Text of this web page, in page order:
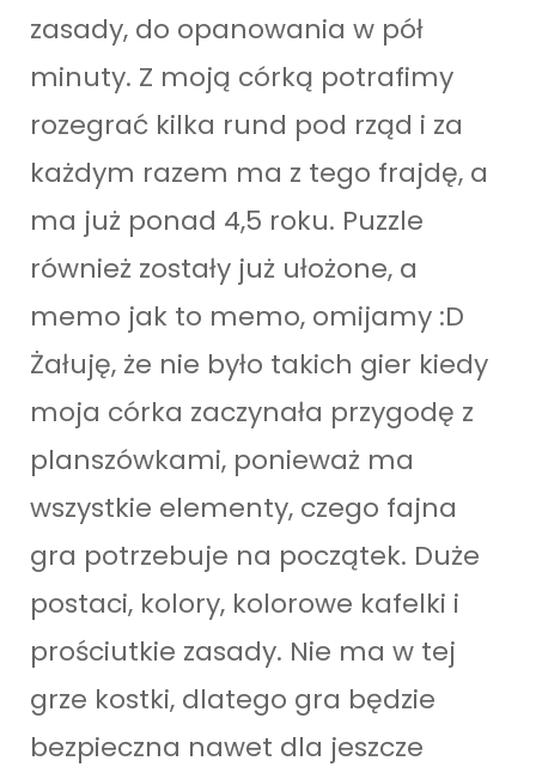
zasady, do opanowania w pół
minuty. Z moją córką potrafimy
rozegrać kilka rund pod rząd i za
każdym razem ma z tego frajdę, a
ma już ponad 4,5 roku. Puzzle
również zostały już ułożone, a
memo jak to memo, omijamy :D
Żałuję, że nie było takich gier kiedy
moja córka zaczynała przygodę z
planszówkami, ponieważ ma
wszystkie elementy, czego fajna
gra potrzebuje na początek. Duże
postaci, kolory, kolorowe kafelki i
prościutkie zasady. Nie ma w tej
grze kostki, dlatego gra będzie
bezpieczna nawet dla jeszcze